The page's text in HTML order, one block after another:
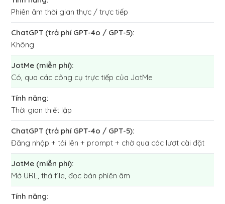
Phiên âm thời gian thực / trực tiếp
Không
Có, qua các công cụ trực tiếp của JotMe
Thời gian thiết lập
Đăng nhập + tải lên + prompt + chờ qua các lượt cài đặt
Mở URL, thả file, đọc bản phiên âm